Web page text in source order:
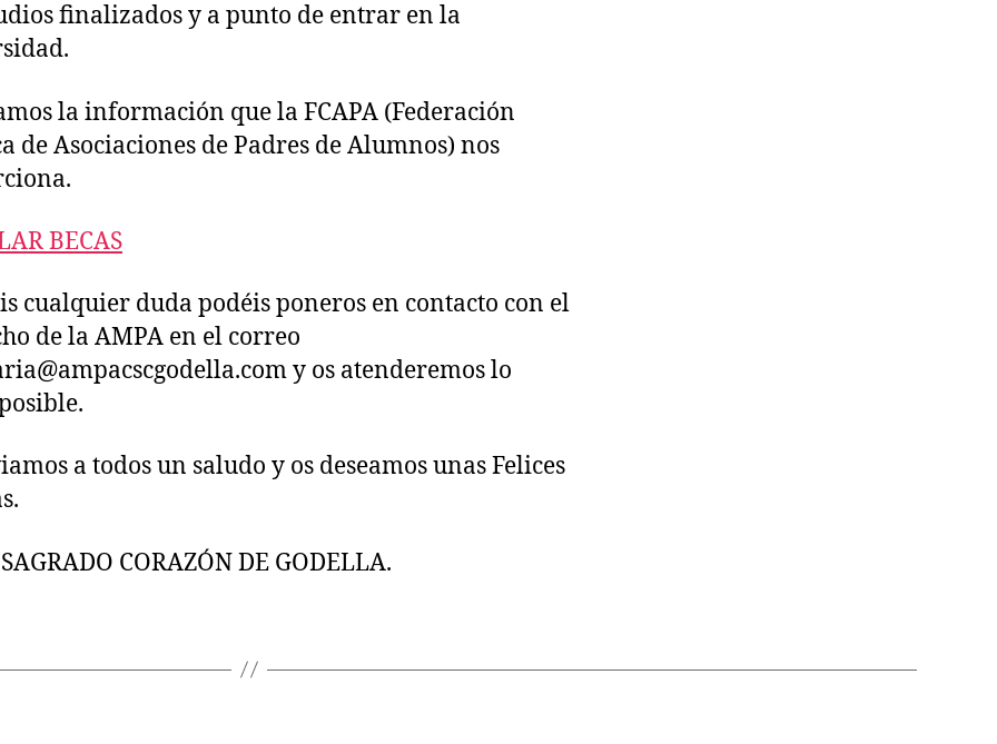
finalizados y a punto de entrar en la
la información que la FCAPA (Federación
de Asociaciones de Padres de Alumnos) nos
BECAS
cualquier duda podéis poneros en contacto con el
de la AMPA en el correo
y os atenderemos lo
a todos un saludo y os deseamos unas Felices
CORAZÓN DE GODELLA.